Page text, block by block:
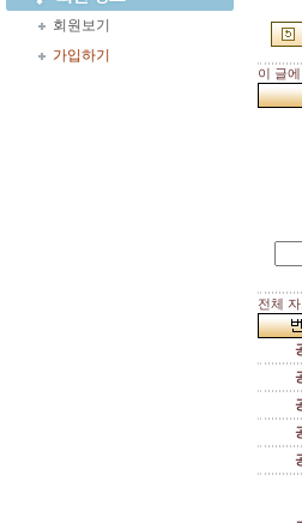
회원보기
가입하기
이 글
전체